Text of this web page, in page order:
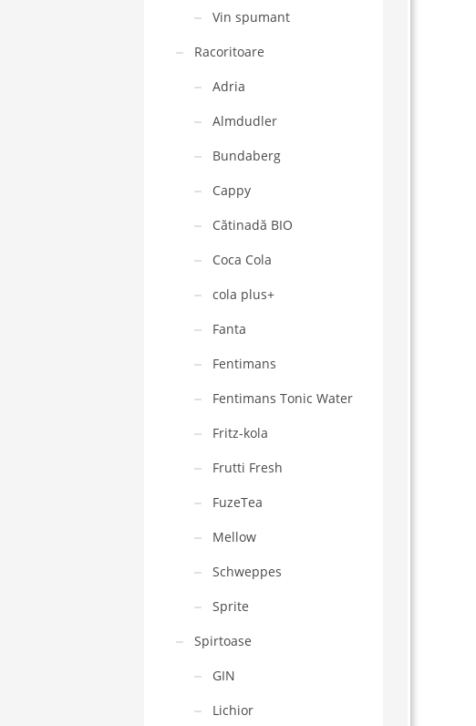
Vin spumant
Racoritoare
Adria
Almdudler
Bundaberg
Cappy
Cătinadă BIO
Coca Cola
cola plus+
Fanta
Fentimans
Fentimans Tonic Water
Fritz-kola
Frutti Fresh
FuzeTea
Mellow
Schweppes
Sprite
Spirtoase
GIN
Lichior